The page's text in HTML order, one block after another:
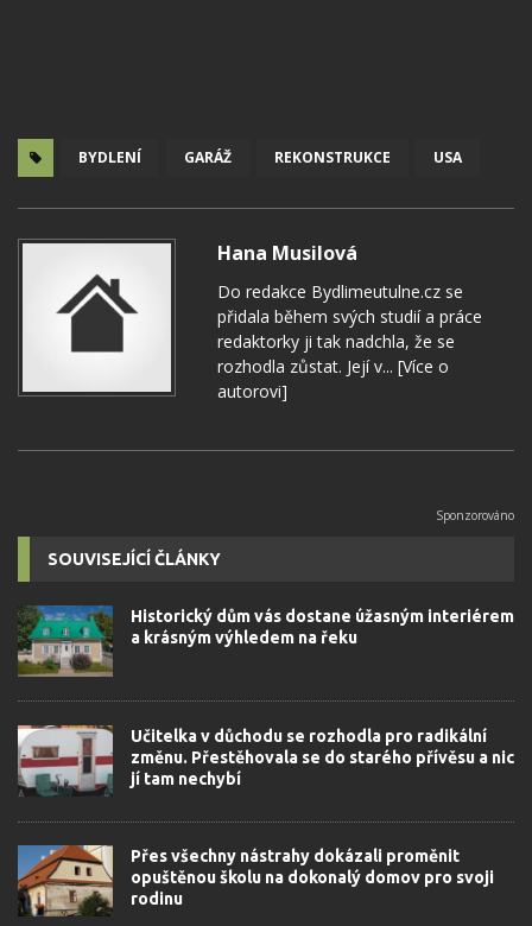
BYDLENÍ GARÁŽ REKONSTRUKCE USA
Hana Musilová
Do redakce Bydlimeutulne.cz se
přidala během svých studií a práce
redaktorky ji tak nadchla, že se
rozhodla zůstat. Její v... [Více o
autorovi]
SOUVISEJÍCÍ ČLÁNKY
Historický dům vás dostane úžasným interiérem
a krásným výhledem na řeku
Učitelka v důchodu se rozhodla pro radikální
změnu. Přestěhovala se do starého přívěsu a nic
jí tam nechybí
Přes všechny nástrahy dokázali proměnit
opuštěnou školu na dokonalý domov pro svoji
rodinu